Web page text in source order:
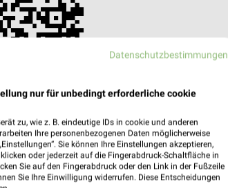
Datenschutzbestimmungen
nur für unbedingt erforderliche cookie
zu, wie z. B. eindeutige IDs in cookie und anderen
Ihre personenbezogenen Daten möglicherweise
Sie können Ihre Einstellungen akzeptieren,
oder jederzeit auf die Fingerabdruck-Schaltfläche in
Sie auf den Fingerabdruck oder den Link in der Fußzeile
Sie Ihre Einwilligung widerrufen. Diese Entscheidungen